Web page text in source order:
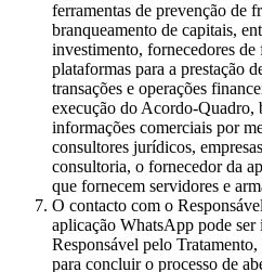
ferramentas de prevenção de
branqueamento de capitais,
investimento, fornecedores de
plataformas para a prestação
transações e operações
execução do Acordo-Quadro,
informações comerciais por
consultores jurídicos,
consultoria, o fornecedor da
que fornecem servidores e
O contacto com o
aplicação WhatsApp pode
Responsável pelo
para concluir o processo de